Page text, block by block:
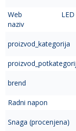
Web
naziv
proizvod_kategorija
brend
Radni napon
Snaga (procenjena)